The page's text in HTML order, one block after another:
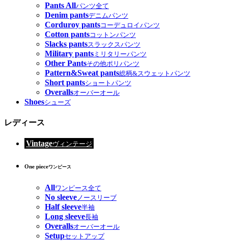
Pants Allパンツ全て
Denim pantsデニムパンツ
Corduroy pantsコーデュロイパンツ
Cotton pantsコットンパンツ
Slacks pantsスラックスパンツ
Military pants ミリタリーパンツ
Other Pantsその他ポリパンツ
Pattern&Sweat pants総柄&スウェットパンツ
Short pantsショートパンツ
Overallsオーバーオール
Shoesシューズ
レディース
Vintageヴィンテージ
One pieceワンピース
Allワンピース全て
No sleeveノースリーブ
Half sleeve半袖
Long sleeve長袖
Overallsオーバーオール
Setupセットアップ